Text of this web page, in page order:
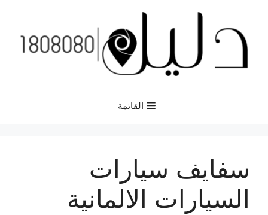
المحتوى
القائمة
سفايف سيارات
السيارات الالمانية